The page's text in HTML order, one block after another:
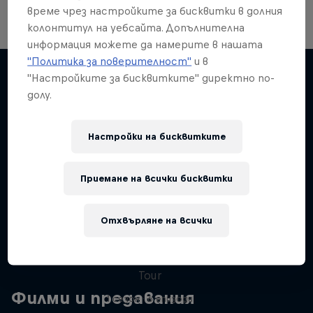
Icaro Rodríguez
Leon Glatzer
Остани информиран
Welcome to the Surf Hub, where you will find a rip-
Филми и предавания
Tour
1 сезон · 6 епизоди
време чрез настройките за бисквитки в долния
колонтитул на уебсайта. Допълнителна
информация можете да намерите в нашата
"Политика за поверителност" и в
"Настройките за бисквитките" директно по-
долу.
Настройки на бисквитките
Отхвърляне на всички
Приемане на всички бисквитки